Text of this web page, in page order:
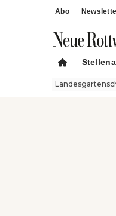
Abo